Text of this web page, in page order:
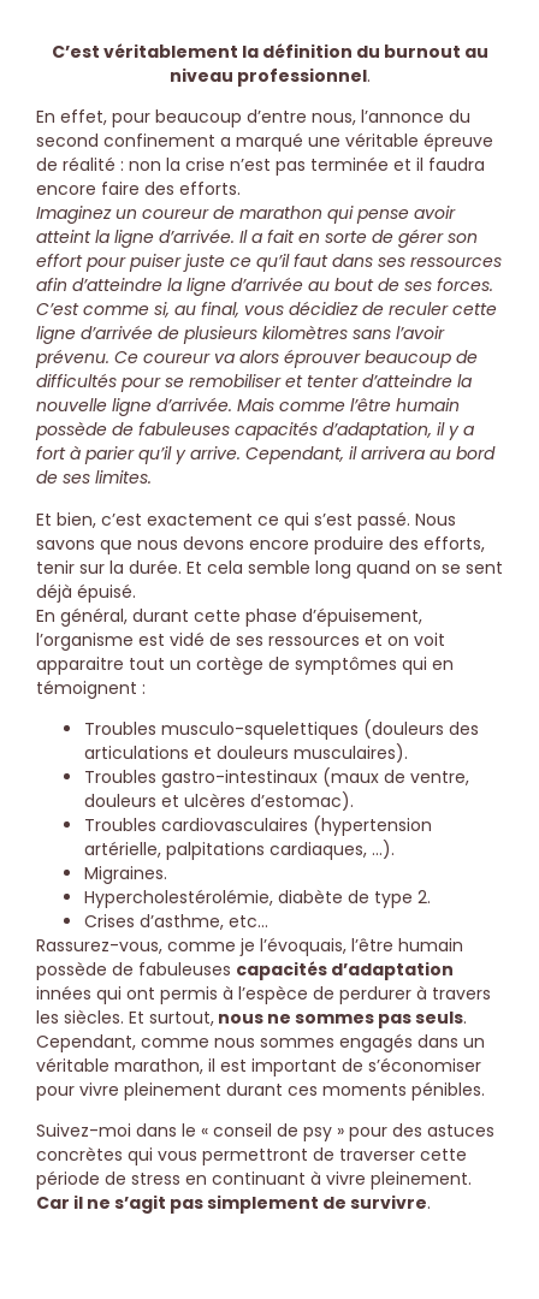
C’est véritablement la définition du burnout au
niveau professionnel.
En effet, pour beaucoup d’entre nous, l’annonce du
second confinement a marqué une véritable épreuve
de réalité : non la crise n’est pas terminée et il faudra
encore faire des efforts.
Imaginez un coureur de marathon qui pense avoir
atteint la ligne d’arrivée. Il a fait en sorte de gérer son
effort pour puiser juste ce qu’il faut dans ses ressources
afin d’atteindre la ligne d’arrivée au bout de ses forces.
C’est comme si, au final, vous décidiez de reculer cette
ligne d’arrivée de plusieurs kilomètres sans l’avoir
prévenu. Ce coureur va alors éprouver beaucoup de
difficultés pour se remobiliser et tenter d’atteindre la
nouvelle ligne d’arrivée. Mais comme l’être humain
possède de fabuleuses capacités d’adaptation, il y a
fort à parier qu’il y arrive. Cependant, il arrivera au bord
de ses limites.
Et bien, c’est exactement ce qui s’est passé. Nous
savons que nous devons encore produire des efforts,
tenir sur la durée. Et cela semble long quand on se sent
déjà épuisé.
En général, durant cette phase d’épuisement,
l’organisme est vidé de ses ressources et on voit
apparaitre tout un cortège de symptômes qui en
témoignent :
Troubles musculo-squelettiques (douleurs des
articulations et douleurs musculaires).
Troubles gastro-intestinaux (maux de ventre,
douleurs et ulcères d’estomac).
Troubles cardiovasculaires (hypertension
artérielle, palpitations cardiaques, …).
Migraines.
Hypercholestérolémie, diabète de type 2.
Crises d’asthme, etc…
Rassurez-vous, comme je l’évoquais, l’être humain
possède de fabuleuses capacités d’adaptation
innées qui ont permis à l’espèce de perdurer à travers
les siècles. Et surtout, nous ne sommes pas seuls.
Cependant, comme nous sommes engagés dans un
véritable marathon, il est important de s’économiser
pour vivre pleinement durant ces moments pénibles.
Suivez-moi dans le « conseil de psy » pour des astuces
concrètes qui vous permettront de traverser cette
période de stress en continuant à vivre pleinement.
Car il ne s’agit pas simplement de survivre.